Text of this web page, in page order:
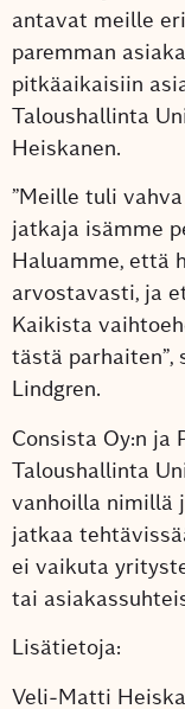
antavat meille
paremman
pitkäaikaisiin
Taloushallinta
Heiskanen.
”Meille tuli
jatkaja isämme
Haluamme, että
arvostavasti, ja
Kaikista
tästä parhaiten”,
Lindgren.
Consista Oy:n
Taloushallinta
vanhoilla nimillä
jatkaa
ei vaikuta
tai
Lisätietoja:
Veli-Matti